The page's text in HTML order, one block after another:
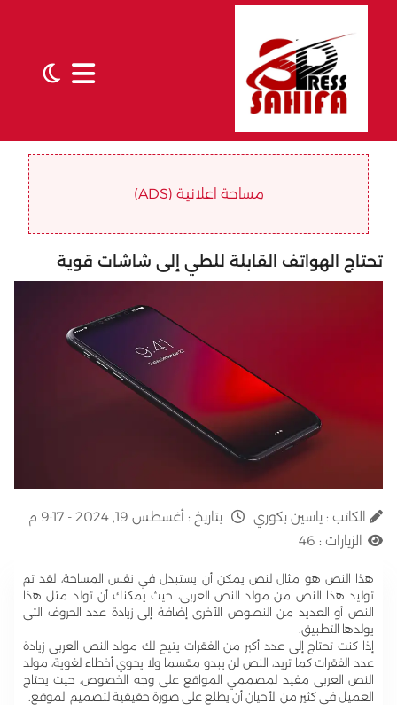
مساحة اعلانية (ADS)
تحتاج الهواتف القابلة للطي إلى شاشات قوية
الكاتب : ياسين بكوري بتاريخ : أغسطس 19, 2024 - 9:17 م
الزيارات : 46
هذا النص هو مثال لنص يمكن أن يستبدل في نفس المساحة، لقد تم
توليد هذا النص من مولد النص العربى، حيث يمكنك أن تولد مثل هذا
النص أو العديد من النصوص الأخرى إضافة إلى زيادة عدد الحروف التى
يولدها التطبيق.
إذا كنت تحتاج إلى عدد أكبر من الفقرات يتيح لك مولد النص العربى زيادة
عدد الفقرات كما تريد، النص لن يبدو مقسما ولا يحوي أخطاء لغوية، مولد
النص العربى مفيد لمصممي المواقع على وجه الخصوص، حيث يحتاج
العميل فى كثير من الأحيان أن يطلع على صورة حقيقية لتصميم الموقع.